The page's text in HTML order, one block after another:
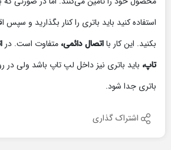
استفاده کنید باید باتری را کنار بگذارید و سپس
بکنید. این کار بااتصال دائمی، متفاوت است. در
تاپ، باید باتری نیز داخل لپ تاپ باشد ولی
باتری جدا شود.
اشتراک گذاری